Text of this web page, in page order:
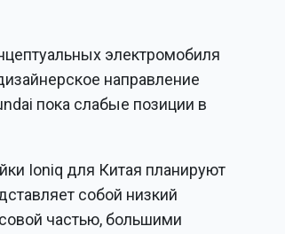
электромобиля
направление
пока слабые позиции в
Ioniq для Китая планируют
собой низкий
частью, большими